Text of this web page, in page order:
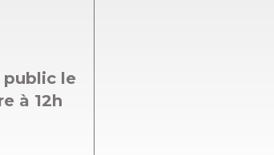
public le
à 12h